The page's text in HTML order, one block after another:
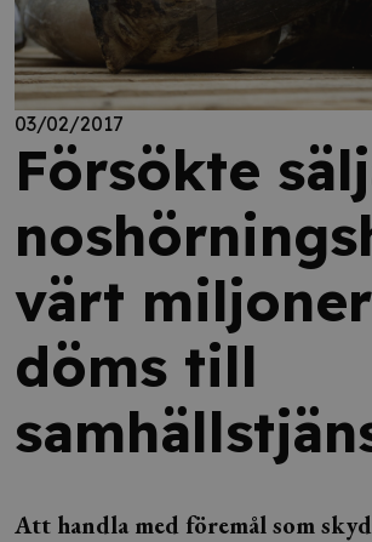
03/02/2017
Försökte
värt
döms till
Att handla med föremål som